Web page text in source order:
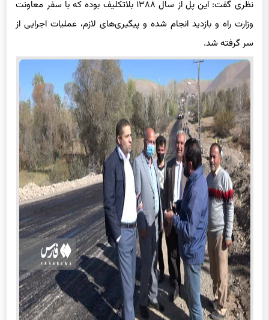
نظری گفت: این پل از سال ۱۳۸۸ بلاتکلیف بوده که با سفر معاونت
وزارت راه و بازدید انجام شده و پیگیری‌های لازم، عملیات اجرایی از
سر گرفته شد.